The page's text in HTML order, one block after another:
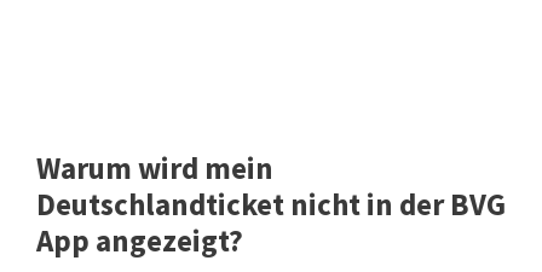
Warum wird mein
Deutschlandticket nicht in der BVG
App angezeigt?